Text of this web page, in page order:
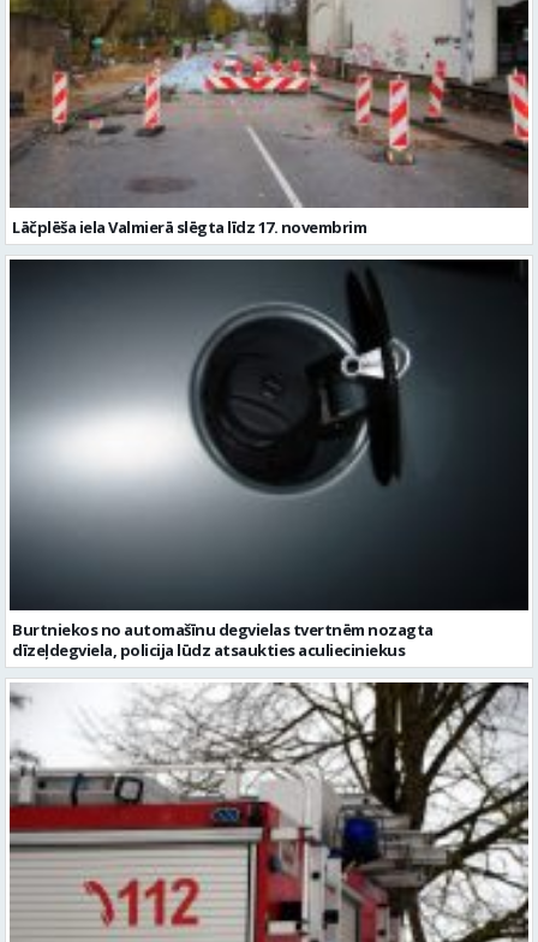
Lāčplēša iela Valmierā slēgta līdz 17. novembrim
Burtniekos no automašīnu degvielas tvertnēm nozagta
dīzeļdegviela, policija lūdz atsaukties aculieciniekus